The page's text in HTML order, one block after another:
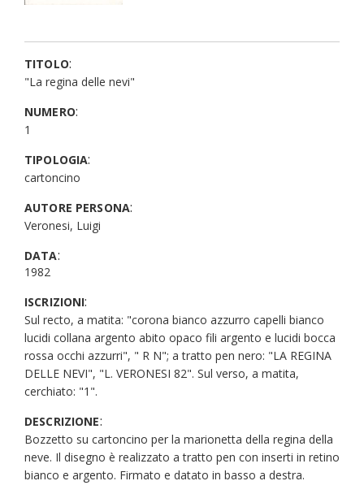
TITOLO:
"La regina delle nevi"
NUMERO:
1
TIPOLOGIA:
cartoncino
AUTORE PERSONA:
Veronesi, Luigi
DATA:
1982
ISCRIZIONI:
Sul recto, a matita: "corona bianco azzurro capelli bianco
lucidi collana argento abito opaco fili argento e lucidi bocca
rossa occhi azzurri", " R N"; a tratto pen nero: "LA REGINA
DELLE NEVI", "L. VERONESI 82". Sul verso, a matita,
cerchiato: "1".
DESCRIZIONE:
Bozzetto su cartoncino per la marionetta della regina della
neve. Il disegno è realizzato a tratto pen con inserti in retino
bianco e argento. Firmato e datato in basso a destra.